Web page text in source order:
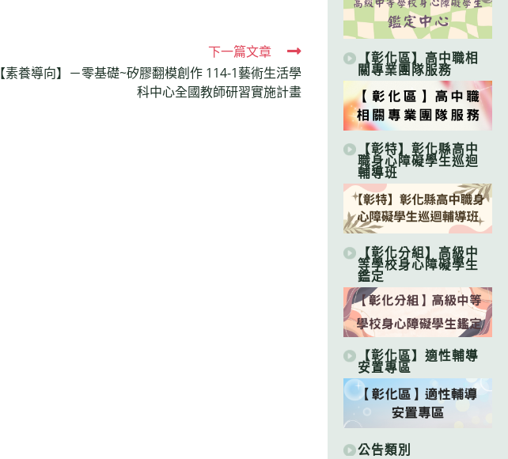
下一篇文章
【素養導向】－零基礎~矽膠翻模創作 114-1藝術生活學
科中心全國教師研習實施計畫
【彰化區】高中職相
關專業團隊服務
【彰特】彰化縣高中
職身心障礙學生巡迴
輔導班
【彰化分組】高級中
等學校身心障礙學生
鑑定
【彰化區】適性輔導
安置專區
公告類別